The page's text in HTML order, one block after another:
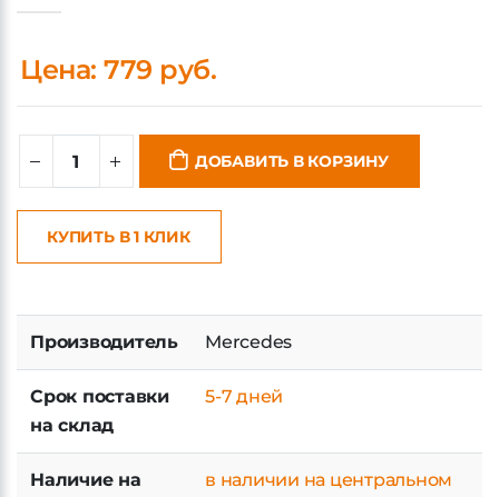
Цена: 779 руб.
ДОБАВИТЬ В КОРЗИНУ
КУПИТЬ В 1 КЛИК
Производитель Mercedes
Срок поставки
на склад
5-7 дней
Наличие на
в наличии на центральном